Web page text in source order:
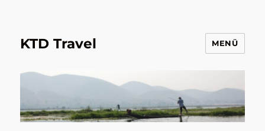
KTD Travel MENÜ